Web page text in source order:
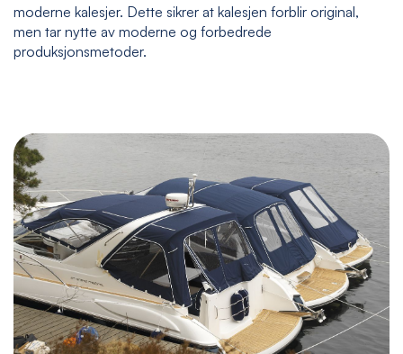
moderne kalesjer. Dette sikrer at kalesjen forblir original,
men tar nytte av moderne og forbedrede
produksjonsmetoder.